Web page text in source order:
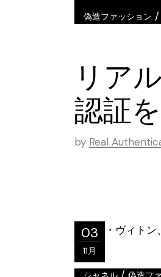
偽造ファッション /
リア
認証
by Real
03
11月